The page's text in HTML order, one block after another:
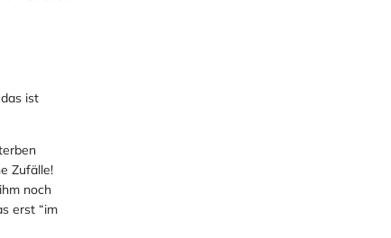
ist
Zufälle!
noch
erst “im